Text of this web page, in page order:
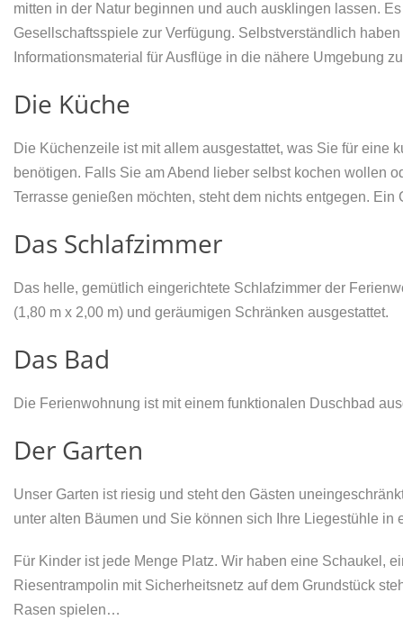
mitten in der Natur beginnen und auch ausklingen lassen.
Gesellschaftsspiele zur Verfügung. Selbstverständlich
Informationsmaterial für Ausflüge in die nähere Umgebung
Die Küche
Die Küchenzeile ist mit allem ausgestattet, was Sie für eine
benötigen. Falls Sie am Abend lieber selbst kochen wollen
Terrasse genießen möchten, steht dem nichts entgegen.
Das Schlafzimmer
Das helle, gemütlich eingerichtete Schlafzimmer der
(1,80 m x 2,00 m) und geräumigen Schränken ausgestattet.
Das Bad
Die Ferienwohnung ist mit einem funktionalen Duschbad
Der Garten
Unser Garten ist riesig und steht den Gästen
unter alten Bäumen und Sie können sich Ihre Liegestühle in
Für Kinder ist jede Menge Platz. Wir haben eine Schaukel,
Riesentrampolin mit Sicherheitsnetz auf dem Grundstück
Rasen spielen…